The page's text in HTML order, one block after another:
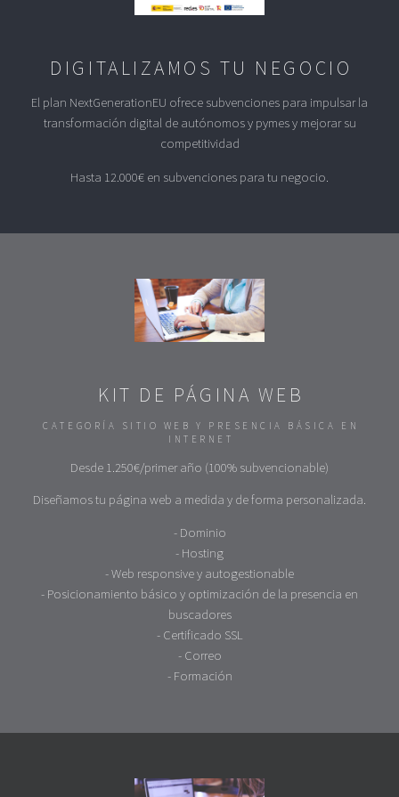
DIGITALIZAMOS TU NEGOCIO
El plan NextGenerationEU ofrece subvenciones para impulsar la
transformación digital de autónomos y pymes y mejorar su
competitividad
Hasta 12.000€ en subvenciones para tu negocio.
KIT DE PÁGINA WEB
CATEGORÍA SITIO WEB Y PRESENCIA BÁSICA EN
INTERNET
Desde 1.250€/primer año (100% subvencionable)
Diseñamos tu página web a medida y de forma personalizada.
- Dominio
- Hosting
- Web responsive y autogestionable
- Posicionamiento básico y optimización de la presencia en
buscadores
- Certificado SSL
- Correo
- Formación